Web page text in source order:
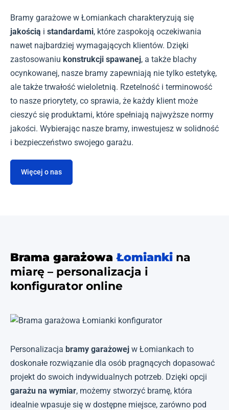
Bramy garażowe w Łomiankach charakteryzują się
jakością i standardami, które zaspokoją oczekiwania
nawet najbardziej wymagających klientów. Dzięki
zastosowaniu konstrukcji spawanej, a także blachy
ocynkowanej, nasze bramy zapewniają nie tylko estetykę,
ale także trwałość wieloletnią. Rzetelność i terminowość
to nasze priorytety, co sprawia, że każdy klient może
cieszyć się produktami, które spełniają najwyższe normy
jakości. Wybierając nasze bramy, inwestujesz w solidność
i bezpieczeństwo swojego garażu.
Więcej o nas
Brama garażowaŁomianki na
miarę – personalizacja i
konfigurator online
Personalizacja bramy garażowej w Łomiankach to
doskonałe rozwiązanie dla osób pragnących dopasować
projekt do swoich indywidualnych potrzeb. Dzięki opcji
garażu na wymiar, możemy stworzyć bramę, która
idealnie wpasuje się w dostępne miejsce, zarówno pod